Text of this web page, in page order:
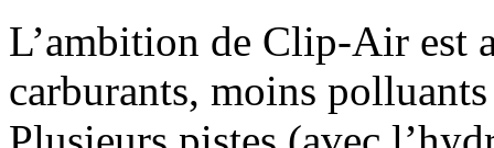
L’ambition de Clip-Air est
carburants, moins